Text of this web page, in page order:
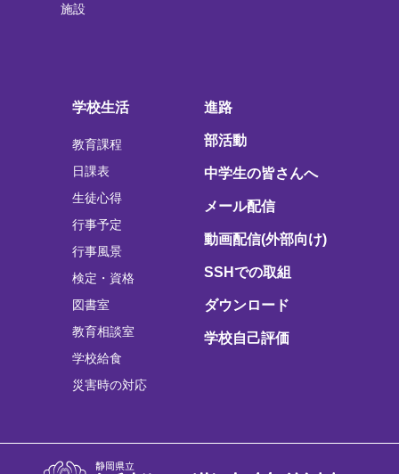
施設
学校生活
教育課程
日課表
生徒心得
行事予定
行事風景
検定・資格
図書室
教育相談室
学校給食
災害時の対応
進路
部活動
中学生の皆さんへ
メール配信
動画配信(外部向け)
SSHでの取組
ダウンロード
学校自己評価